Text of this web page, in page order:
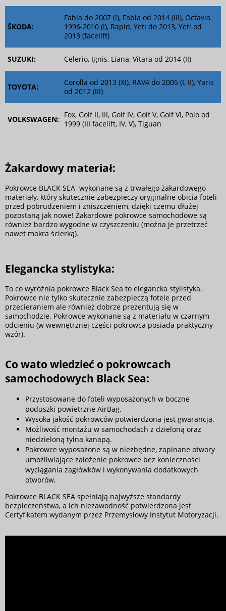
ŠKODA:
Fabia do 2007 (I), Fabia od 2014 (III), Octavia
1996-2010 (I), Rapid, Yeti do 2013, Yeti od
2013 (facelift)
SUZUKI: Celerio, Ignis, Liana, Vitara od 2014 (II)
TOYOTA:
Corolla od 2013 (XI), RAV4 do 2005 (I, II), Yaris
od 2012 (III)
VOLKSWAGEN:
Fox, Golf II, III, Golf IV, Golf V, Golf VI, Polo od
1999 (III facelift, IV, V), Tiguan
Żakardowy materiał:
Pokrowce BLACK SEA wykonane są z trwałego żakardowego
materiały, który skutecznie zabezpieczy oryginalne obicia foteli
przed pobrudzeniem i zniszczeniem, dzięki czemu dłużej
pozostaną jak nowe! Żakardowe pokrowce samochodowe są
również bardzo wygodne w czyszczeniu (można je przetrzeć
nawet mokra ścierką).
Elegancka stylistyka:
To co wyróżnia pokrowce Black Sea to elegancka stylistyka.
Pokrowce nie tylko skutecznie zabezpieczą fotele przed
przecieraniem ale również dobrze prezentują się w
samochodzie. Pokrowce wykonane są z materiału w czarnym
odcieniu (w wewnętrznej części pokrowca posiada praktyczny
wzór).
Co wato wiedzieć o pokrowcach
samochodowych Black Sea:
Przystosowane do foteli wyposażonych w boczne
poduszki powietrzne AirBag.
Wysoka jakość pokrowców potwierdzona jest gwarancją.
Możliwość montażu w samochodach z dzieloną oraz
niedzieloną tylna kanapą.
Pokrowce wyposażone są w niezbędne, zapinane otwory
umożliwiające założenie pokrowce bez konieczności
wyciągania zagłówków i wykonywania dodatkowych
otworów.
Pokrowce BLACK SEA spełniają najwyższe standardy
bezpieczeństwa, a ich niezawodność potwierdzona jest
Certyfikatem wydanym przez Przemysłowy Instytut Motoryzacji.